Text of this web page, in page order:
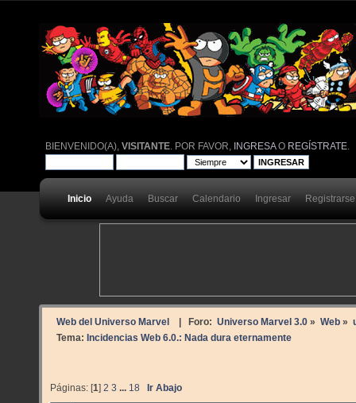
BIENVENIDO(A),VISITANTE . POR FAVOR, INGRESAO REGÍSTRATE
Inicio Ayuda Buscar Calendario Ingresar Registrarse
Web del Universo Marvel | Foro: Universo Marvel 3.0» Web»
Tema: Incidencias Web 6.0.: Nada dura eternamente
Páginas: [1]2 3 ... 18 Ir Abajo